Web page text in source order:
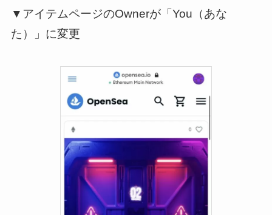
▼アイテムページのOwnerが「You（あな
た）」に変更